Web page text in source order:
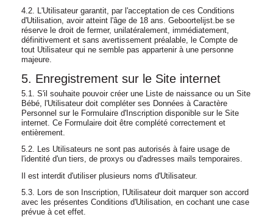
4.2. L'Utilisateur garantit, par l'acceptation de ces Conditions
d'Utilisation, avoir atteint l'âge de 18 ans. Geboortelijst.be se
réserve le droit de fermer, unilatéralement, immédiatement,
définitivement et sans avertissement préalable, le Compte de
tout Utilisateur qui ne semble pas appartenir à une personne
majeure.
5. Enregistrement sur le Site internet
5.1. S'il souhaite pouvoir créer une Liste de naissance ou un Site
Bébé, l'Utilisateur doit compléter ses Données à Caractère
Personnel sur le Formulaire d'Inscription disponible sur le Site
internet. Ce Formulaire doit être complété correctement et
entièrement.
5.2. Les Utilisateurs ne sont pas autorisés à faire usage de
l'identité d'un tiers, de proxys ou d'adresses mails temporaires.
Il est interdit d'utiliser plusieurs noms d'Utilisateur.
5.3. Lors de son Inscription, l'Utilisateur doit marquer son accord
avec les présentes Conditions d'Utilisation, en cochant une case
prévue à cet effet.